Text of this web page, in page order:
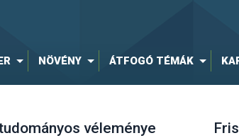
NÖVÉNY ÁTFOGÓ TÉMÁK
véleménye